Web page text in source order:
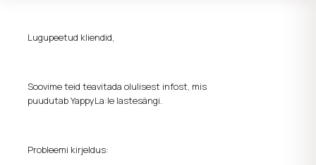
Lugupeetud kliendid,
Soovime teid teavitada olulisest infost, mis
puudutabYappyLa:le lastesängi.
Probleemi kirjeldus:
klõpsab nupule "Keela kõik", salvestatakse veebisaidil
kasutamiseks ei ole vaja kasutaja nõusolekut.